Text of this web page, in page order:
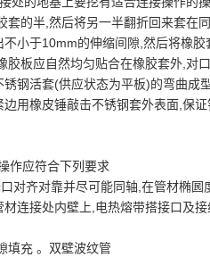
套的半,然后将另一半翻折回来套在
小于10mm的伸缩间隙,然后将橡
板应自然均匀贴合在橡胶套外,对
钢活套(供应状态为平板)的弯曲
用橡皮锤敲击不锈钢套外表面,保
作应符合下列要求
对齐对靠并尽可能同轴,在管材椭
连接处内壁上,电热熔带搭接口及
填充 。双壁波纹管